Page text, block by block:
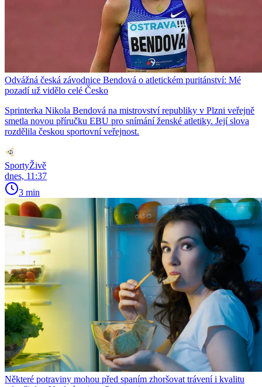
Odvážná česká závodnice Bendová o atletickém puritánství: Mé
pozadí už vidělo celé Česko
Sprinterka Nikola Bendová na mistrovství republiky v Plzni veřejně
smetla novou příručku EBU pro snímání ženské atletiky. Její slova
rozdělila českou sportovní veřejnost.
SportyŽivě
dnes, 11:37
3 min
Některé potraviny mohou před spaním zhoršovat trávení i kvalitu